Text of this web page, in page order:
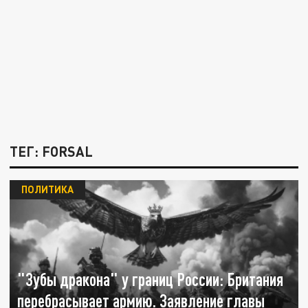
ТЕГ: FORSAL
"Зубы дракона" у границ России: Британия
перебрасывает армию. Заявление главы
ПОЛИТИКА